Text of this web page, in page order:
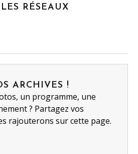
RÉSEAUX
ARCHIVES !
un programme, une
? Partagez vos
rajouterons sur cette page.